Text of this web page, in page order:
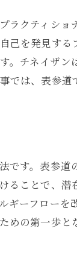
ラクティショ
己を発見する
。チネイザン
では、表参道
す。表参道
ることで、潜
ギーフローを
の第一歩と